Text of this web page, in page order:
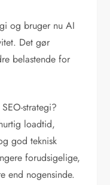
og bruger nu AI
Det gør
belastende for
strategi?
loadtid,
god teknisk
forudsigelige,
end nogensinde.